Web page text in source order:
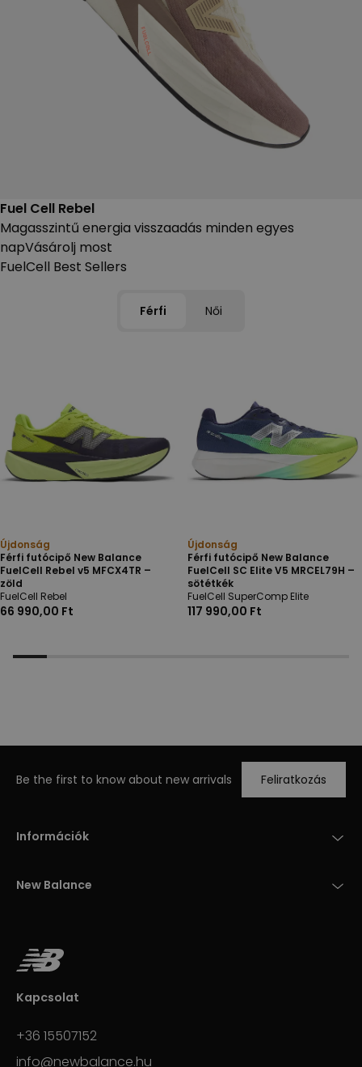
Fuel Cell Rebel
Magasszintű energia visszaadás minden egyes
napVásárolj most
FuelCell Best Sellers
Férfi Női
Újdonság
Férfi futócipő New Balance
FuelCell Rebel v5 MFCX4TR –
zöld
FuelCell Rebel
66 990,00 Ft
Újdonság
Férfi futócipő New Balance
FuelCell SC Elite V5 MRCEL79H –
sötétkék
FuelCell SuperComp Elite
117 990,00 Ft
Be the first to know about new arrivals Feliratkozás
Információk
New Balance
Kapcsolat
+36 15507152
info@newbalance.hu